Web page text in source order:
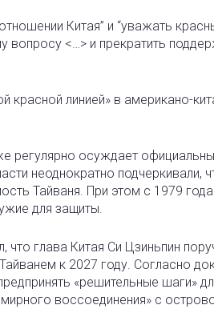
Китая” и “уважать
вопросу <…> и прекратить
линией» в американо-
регулярно осуждает
неоднократно
Тайваня. При этом с 1979
для защиты.
глава Китая Си Цзиньпин
к 2027 году. Согласно
«решительные шаги»
воссоединения» с